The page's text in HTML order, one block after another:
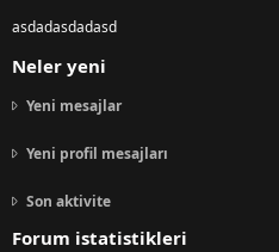
asdadasdadasd
Neler yeni
Yeni mesajlar
Yeni profil mesajları
Son aktivite
Forum istatistikleri